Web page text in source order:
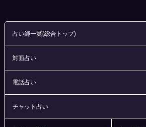
占い師一覧(総合トップ)
対面占い
電話占い
チャット占い